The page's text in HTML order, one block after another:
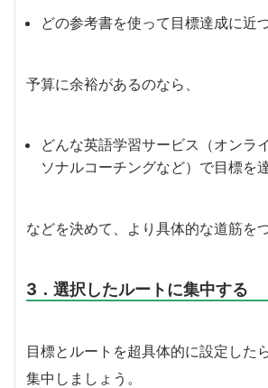
どの参考書を使って目標達成に近
予算に余裕があるのなら、
どんな英語学習サービス（オンラ
ソナルコーチングなど）で目標を
などを決めて、より具体的な道筋を
3．選択したルートに集中する
目標とルートを超具体的に設定した
集中しましょう。